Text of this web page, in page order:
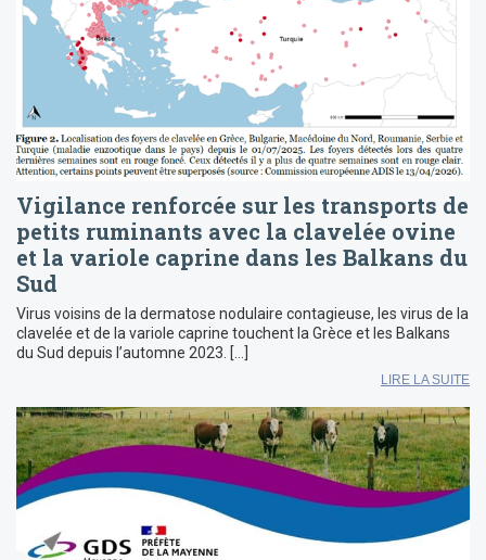
Vigilance renforcée sur les transports de
petits ruminants avec la clavelée ovine
et la variole caprine dans les Balkans du
Sud
Virus voisins de la dermatose nodulaire contagieuse, les virus de la
clavelée et de la variole caprine touchent la Grèce et les Balkans
du Sud depuis l’automne 2023. […]
LIRE LA SUITE